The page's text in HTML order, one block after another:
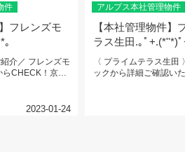
件
フレンズモ
｡
介／ フレンズモ
らCHECK！京浜
2023-01-24
アルプス本社管理物件
【本社管理物件】
ラス生田.｡ﾟ+.(*''*)
〈 プライムテラス生田
ックから詳細ご確認い